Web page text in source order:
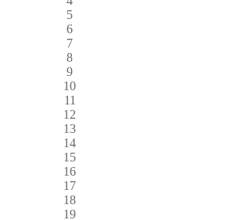
5
6
7
8
9
10
11
12
13
14
15
16
17
18
19